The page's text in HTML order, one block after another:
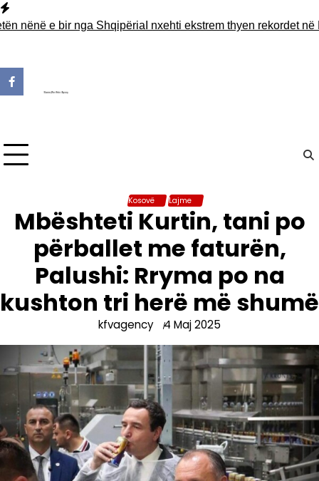
Skip
to
e bir nga ShqipëriaI nxehti ekstrem thyen rekordet në
Kosovë Lajme
Mbështeti Kurtin, tani po
përballet me faturën,
Palushi: Rryma po na
kushton tri herë më shumë
kfvagency 4 Maj 2025